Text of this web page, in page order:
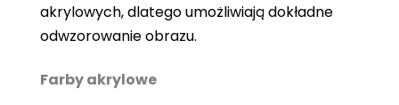
akrylowych, dlatego umożliwiają dokładne
odwzorowanie obrazu.
Farby akrylowe